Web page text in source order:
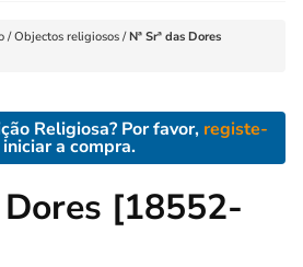
/Objectos religiosos /Nª Srª das Dores
Religiosa? Por favor, registe-
a compra.
Dores [18552-